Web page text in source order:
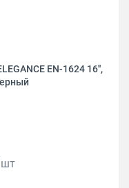
EN-1624 16'',
шт